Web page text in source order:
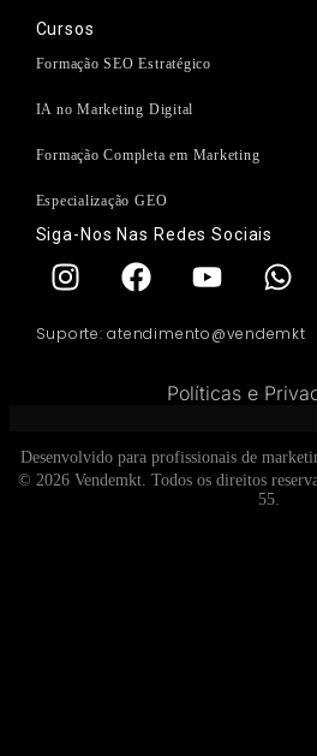
Cursos
Formação SEO Estratégico
IA no Marketing Digital
Formação Completa em Marketing
Especialização GEO
Siga-Nos Nas Redes Sociais
Suporte: atendimento@vendemkt
Políticas e
Desenvolvido para profissionais de
© 2026 Vendemkt. Todos os direitos
55.